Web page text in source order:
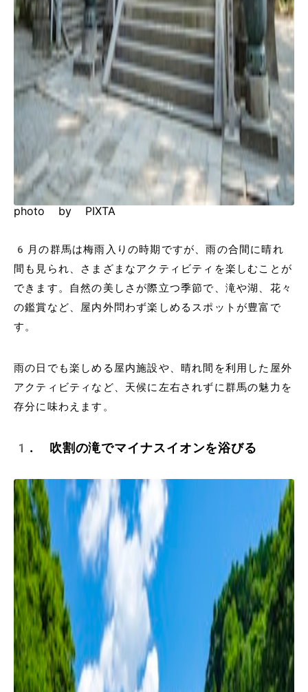
photo by PIXTA
6月の群馬は梅雨入りの時期ですが、雨の合間に晴れ
間も見られ、さまざまなアクティビティを楽しむことが
できます。自然の美しさが際立つ季節で、滝や湖、花々
の鑑賞など、屋内外問わず楽しめるスポットが豊富で
す。
雨の日でも楽しめる屋内施設や、晴れ間を利用した屋外
アクティビティなど、天候に左右されずに群馬の魅力を
存分に味わえます。
1. 吹割の滝でマイナスイオンを浴びる